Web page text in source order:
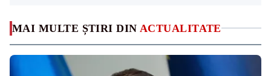
MAI MULTE ȘTIRI DIN ACTUALITATE